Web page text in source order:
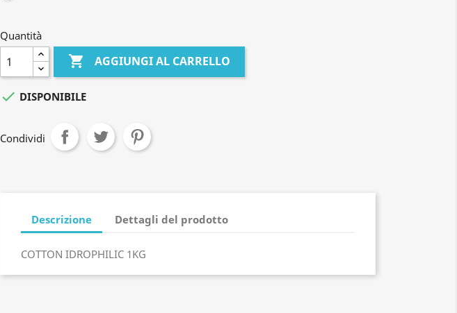
Quantità
 AGGIUNGI AL CARRELLO
 DISPONIBILE
Condividi
Descrizione Dettagli del prodotto
COTTON IDROPHILIC 1KG